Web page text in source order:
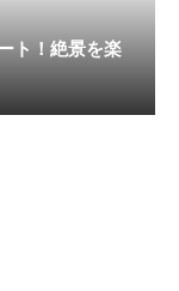
ト！絶景を楽